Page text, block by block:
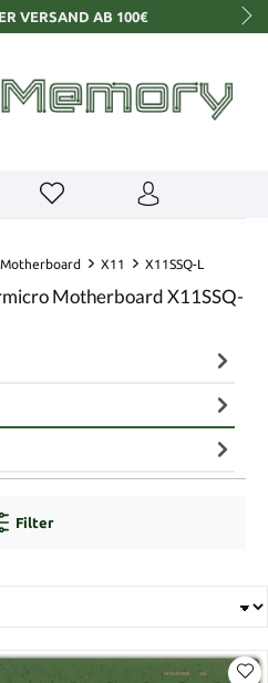
VERSAND AB 100€
Motherboard X11 X11SSQ-L
Motherboard X11SSQ-
Filter